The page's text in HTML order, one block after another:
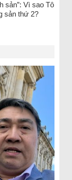
sản”: Vì sao Tô
sản thứ 2?